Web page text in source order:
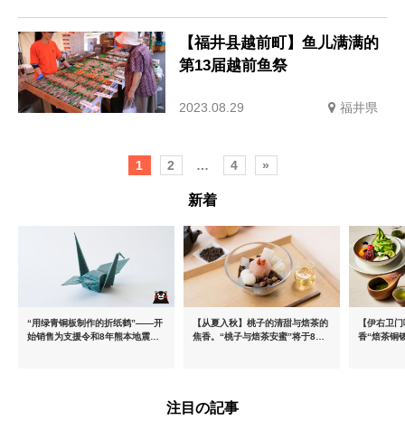
【福井县越前町】鱼儿满满的
第13届越前鱼祭
2023.08.29 福井県
1 2 … 4 »
新着
“用绿青铜板制作的折纸鹤”——开
始销售为支援令和8年熊本地震而
【从夏入秋】桃子的清甜与焙茶的
焦香。“桃子与焙茶安蜜”将于8月
【伊右卫
香“焙茶铜
注目の記事